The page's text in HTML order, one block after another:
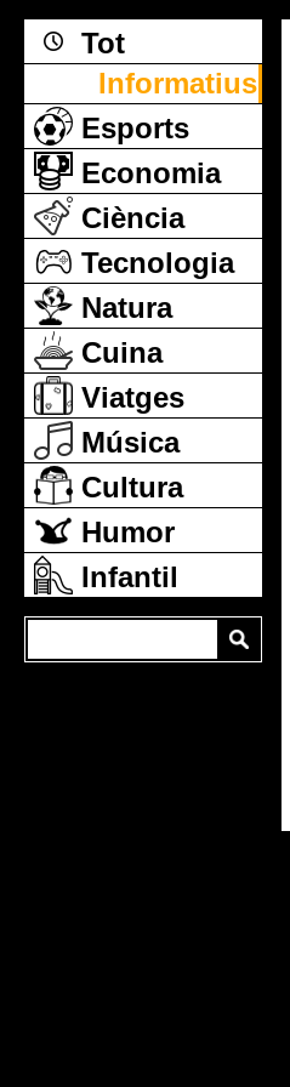
Tot
Informatius
Esports
Economia
Ciència
Tecnologia
Natura
Cuina
Viatges
Música
Cultura
Humor
Infantil